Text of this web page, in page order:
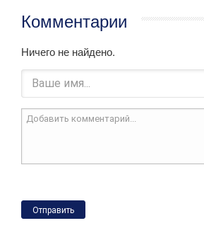
Комментарии
Ничего не найдено.
Отправить